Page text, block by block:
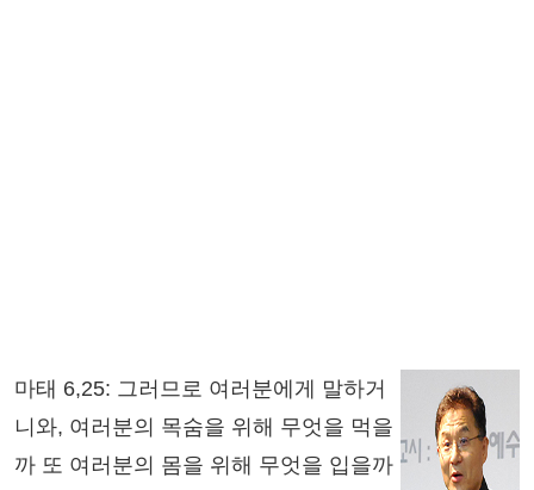
마태 6,25: 그러므로 여러분에게 말하거
니와, 여러분의 목숨을 위해 무엇을 먹을
까 또 여러분의 몸을 위해 무엇을 입을까